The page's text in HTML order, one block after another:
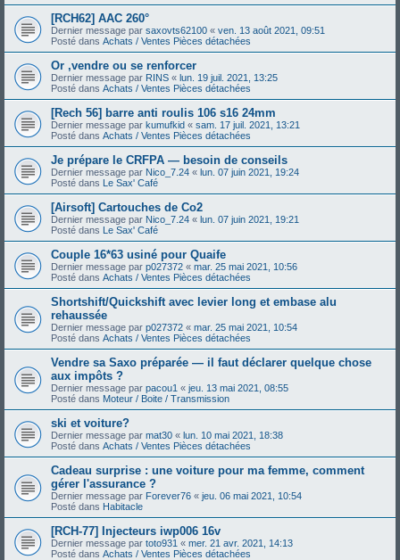
[RCH62] AAC 260°
Dernier message par saxovts62100 « ven. 13 août 2021, 09:51
Posté dans Achats / Ventes Pièces détachées
Or ,vendre ou se renforcer
Dernier message par RINS « lun. 19 juil. 2021, 13:25
Posté dans Achats / Ventes Pièces détachées
[Rech 56] barre anti roulis 106 s16 24mm
Dernier message par kumufkid « sam. 17 juil. 2021, 13:21
Posté dans Achats / Ventes Pièces détachées
Je prépare le CRFPA — besoin de conseils
Dernier message par Nico_7.24 « lun. 07 juin 2021, 19:24
Posté dans Le Sax' Café
[Airsoft] Cartouches de Co2
Dernier message par Nico_7.24 « lun. 07 juin 2021, 19:21
Posté dans Le Sax' Café
Couple 16*63 usiné pour Quaife
Dernier message par p027372 « mar. 25 mai 2021, 10:56
Posté dans Achats / Ventes Pièces détachées
Shortshift/Quickshift avec levier long et embase alu
rehaussée
Dernier message par p027372 « mar. 25 mai 2021, 10:54
Posté dans Achats / Ventes Pièces détachées
Vendre sa Saxo préparée — il faut déclarer quelque chose
aux impôts ?
Dernier message par pacou1 « jeu. 13 mai 2021, 08:55
Posté dans Moteur / Boite / Transmission
ski et voiture?
Dernier message par mat30 « lun. 10 mai 2021, 18:38
Posté dans Achats / Ventes Pièces détachées
Cadeau surprise : une voiture pour ma femme, comment
gérer l'assurance ?
Dernier message par Forever76 « jeu. 06 mai 2021, 10:54
Posté dans Habitacle
[RCH-77] Injecteurs iwp006 16v
Dernier message par toto931 « mer. 21 avr. 2021, 14:13
Posté dans Achats / Ventes Pièces détachées